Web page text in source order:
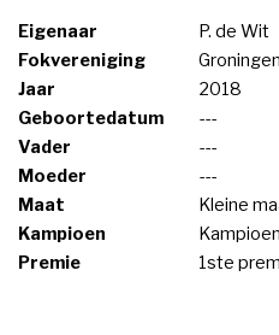
Eigenaar
P. de Wit
Fokvereniging
Groningen
Jaar
2018
Geboortedatum
---
Vader
---
Moeder
---
Maat
Kleine
Kampioen
Premie
1ste